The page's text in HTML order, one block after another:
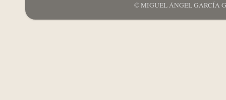
© MIGUEL ÁNGEL GARCÍA